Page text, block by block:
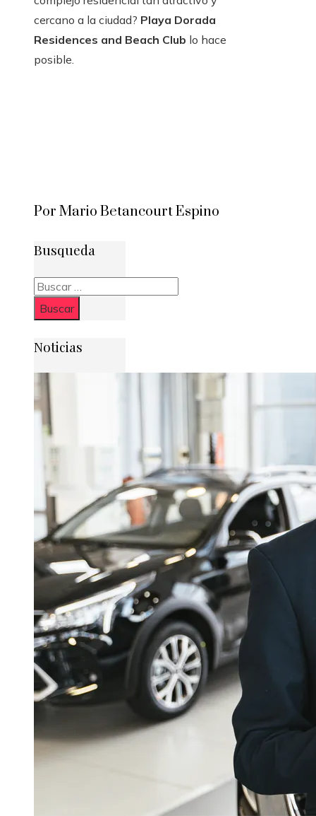
cercano a la ciudad? Playa Dorada
Residences and Beach Club lo hace
posible.
Por Mario Betancourt Espino
Busqueda
Buscar:
Noticias